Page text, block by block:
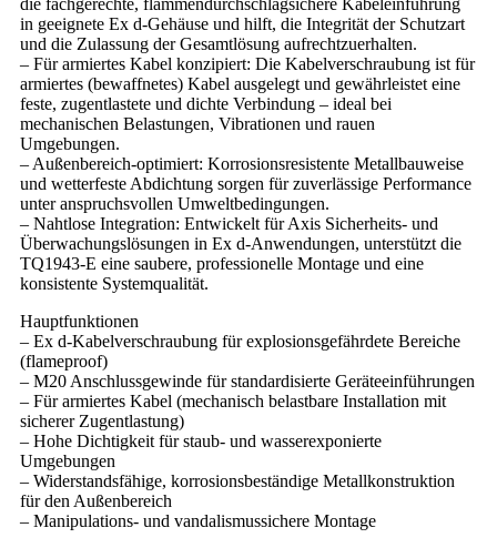
die fachgerechte, flammendurchschlagsichere Kabeleinführung
in geeignete Ex d-Gehäuse und hilft, die Integrität der Schutzart
und die Zulassung der Gesamtlösung aufrechtzuerhalten.
– Für armiertes Kabel konzipiert: Die Kabelverschraubung ist für
armiertes (bewaffnetes) Kabel ausgelegt und gewährleistet eine
feste, zugentlastete und dichte Verbindung – ideal bei
mechanischen Belastungen, Vibrationen und rauen
Umgebungen.
– Außenbereich-optimiert: Korrosionsresistente Metallbauweise
und wetterfeste Abdichtung sorgen für zuverlässige Performance
unter anspruchsvollen Umweltbedingungen.
– Nahtlose Integration: Entwickelt für Axis Sicherheits- und
Überwachungslösungen in Ex d-Anwendungen, unterstützt die
TQ1943-E eine saubere, professionelle Montage und eine
konsistente Systemqualität.
Hauptfunktionen
– Ex d-Kabelverschraubung für explosionsgefährdete Bereiche
(flameproof)
– M20 Anschlussgewinde für standardisierte Geräteeinführungen
– Für armiertes Kabel (mechanisch belastbare Installation mit
sicherer Zugentlastung)
– Hohe Dichtigkeit für staub- und wasserexponierte
Umgebungen
– Widerstandsfähige, korrosionsbeständige Metallkonstruktion
für den Außenbereich
– Manipulations- und vandalismussichere Montage